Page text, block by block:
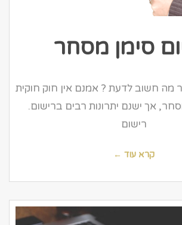
סימן מסחר
מה חשוב לדעת ? אמנם אין חוק חוקית
אך ישנם יתרונות רבים ברישום.
רישום
קרא עוד ←